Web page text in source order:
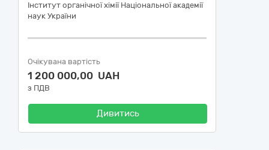
Інститут органічної хімії Національної академії
наук України
Очікувана вартість
1 200 000,00 UAH
з ПДВ
Дивитись